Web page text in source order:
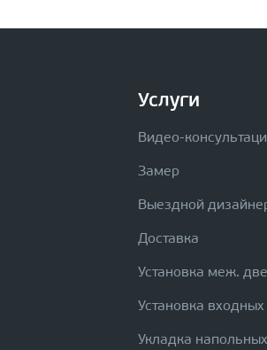
Услуги
Видео-
Замер
Выездной
Доставка
Установка меж.
Установка
Укладка